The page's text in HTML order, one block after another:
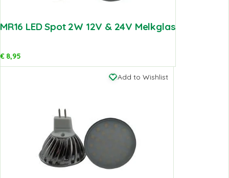
MR16 LED Spot 2W 12V & 24V Melkglas
€8,95
Add to Wishlist